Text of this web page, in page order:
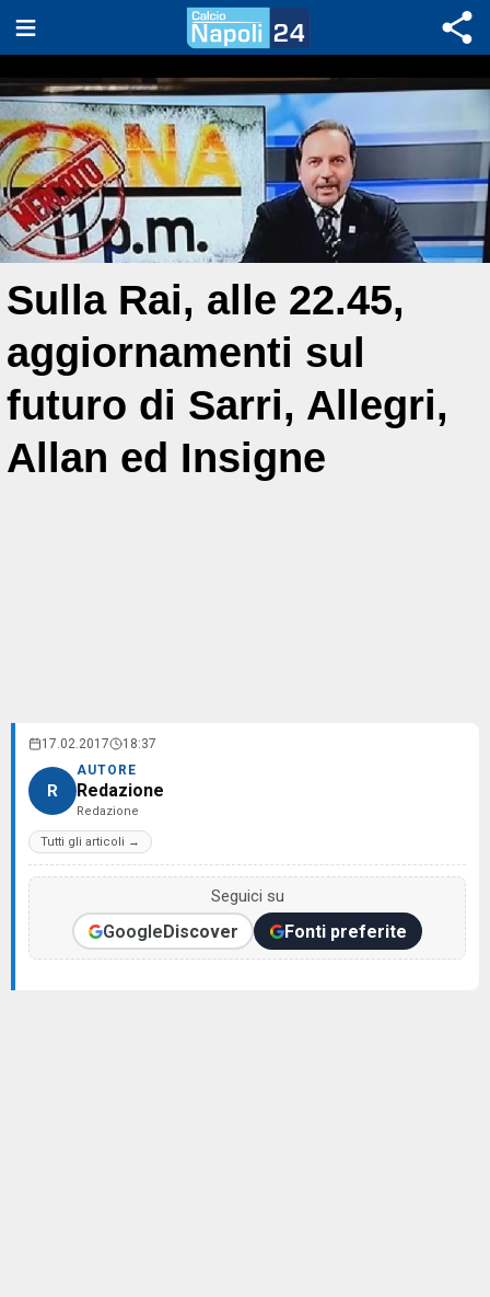
Sulla Rai, alle 22.45,
aggiornamenti sul
futuro di Sarri, Allegri,
Allan ed Insigne
17.02.2017 18:37
R
AUTORE
Redazione
Redazione
Tutti gli articoli →
Seguici su
GoogleDiscover Fonti preferite